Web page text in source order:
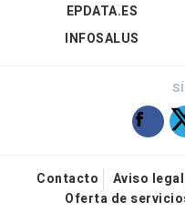
EPDATA.ES
INFOSALUS
Contacto Aviso legal
Oferta de